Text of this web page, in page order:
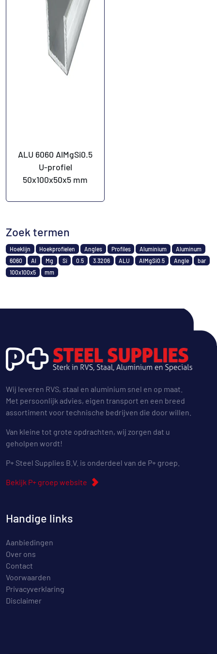
ALU 6060 AlMgSi0.5
U-profiel
50x100x50x5 mm
Zoek termen
Hoeklijn Hoekprofielen Angles Profiles Aluminium
Aluminum
6060
Al Mg Si 0.5 3.3206 ALU AlMgSi0.5 Angle
bar
100x100x5
mm
Wij leveren RVS, staal en aluminium snel en op maat.
Met persoonlijk advies, eigen transport en een breed
assortiment voor technische bedrijven die door willen.
Van kleine tot grote opdrachten, wij zorgen dat u
geholpen wordt!
P+ Steel Supplies B.V. is onderdeel van de P+ groep.
Bekijk P+ groep website
Handige links
Aanbiedingen
Over ons
Contact
Voorwaarden
Privacyverklaring
Disclaimer